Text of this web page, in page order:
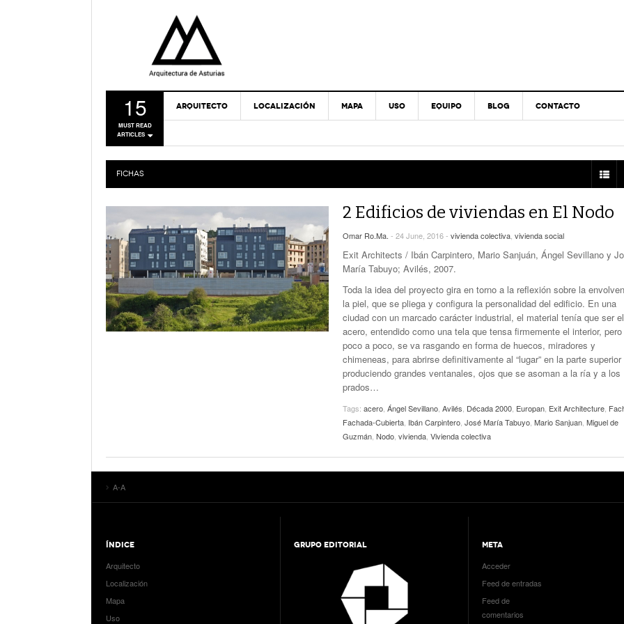
15
MUST READ
ARTICLES
ARQUITECTO LOCALIZACIÓN MAPA USO EQUIPO BLOG CONTACTO
FICHAS
2 Edificios de viviendas en El Nodo
Omar Ro.Ma. - 24 June, 2016 - vivienda colectiva vivienda social
Exit Architects / Ibán Carpintero, Mario Sanjuán, Ángel Sevillano y
María Tabuyo; Avilés, 2007.
Toda la idea del proyecto gira en torno a la reflexión sobre la
la piel, que se pliega y configura la personalidad del edificio. En una
ciudad con un marcado carácter industrial, el material tenía que ser el
acero, entendido como una tela que tensa firmemente el interior, pero
poco a poco, se va rasgando en forma de huecos, miradores y
chimeneas, para abrirse definitivamente al “lugar” en la parte superior
produciendo grandes ventanales, ojos que se asoman a la ría y a los
prados…
Tags: acero Ángel Sevillano Avilés Década 2000 Europan Exit Architecture
Fachada-Cubierta Ibán Carpintero José María Tabuyo Mario Sanjuan Miguel de
Guzmán Nodo vivienda Vivienda colectiva
A-A
ÍNDICE
Arquitecto
Localización
Mapa
Uso
GRUPO EDITORIAL META
Acceder
Feed de entradas
Feed de
comentarios